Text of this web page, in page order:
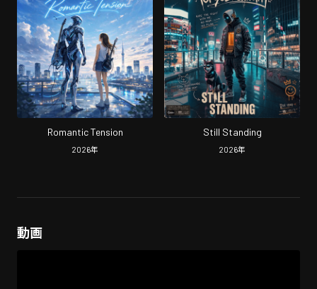
Romantic Tension
2026年
Still Standing
2026年
動画